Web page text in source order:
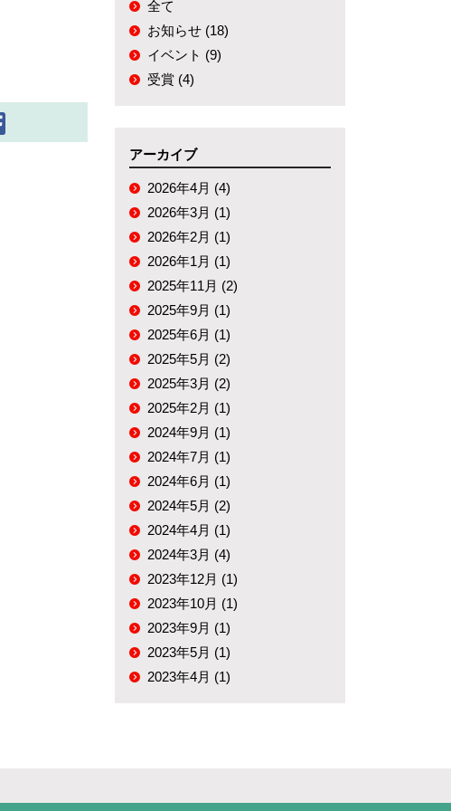
全て
お知らせ (18)
イベント (9)
受賞 (4)
アーカイブ
2026年4月 (4)
2026年3月 (1)
2026年2月 (1)
2026年1月 (1)
2025年11月 (2)
2025年9月 (1)
2025年6月 (1)
2025年5月 (2)
2025年3月 (2)
2025年2月 (1)
2024年9月 (1)
2024年7月 (1)
2024年6月 (1)
2024年5月 (2)
2024年4月 (1)
2024年3月 (4)
2023年12月 (1)
2023年10月 (1)
2023年9月 (1)
2023年5月 (1)
2023年4月 (1)